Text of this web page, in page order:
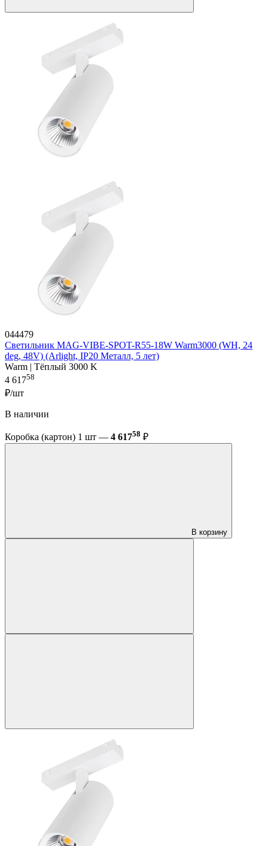
044479
Светильник MAG-VIBE-SPOT-R55-18W Warm3000 (WH, 24
deg, 48V) (Arlight, IP20 Металл, 5 лет)
Warm | Тёплый 3000 K
4 61758
₽/шт
В наличии
Коробка (картон) 1 шт — 4 61758 ₽
В корзину